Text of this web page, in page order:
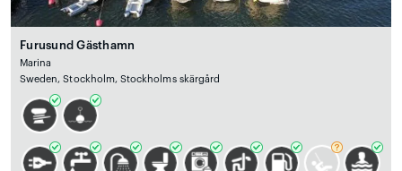
Furusund Gästhamn
Marina
Sweden, Stockholm, Stockholms skärgård